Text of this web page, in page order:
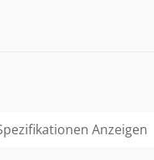
Anzeigen